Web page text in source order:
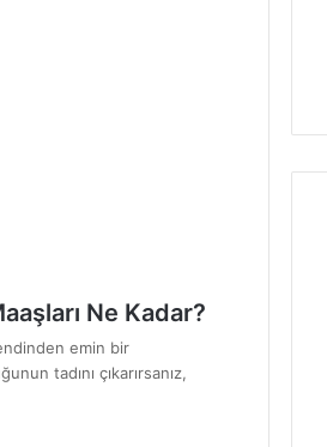
Ne Kadar?
emin bir
tadını çıkarırsanız,